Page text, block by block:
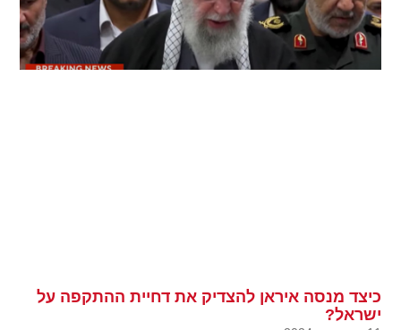
כיצד מנסה איראן להצדיק את דחיית ההתקפה על
ישראל?